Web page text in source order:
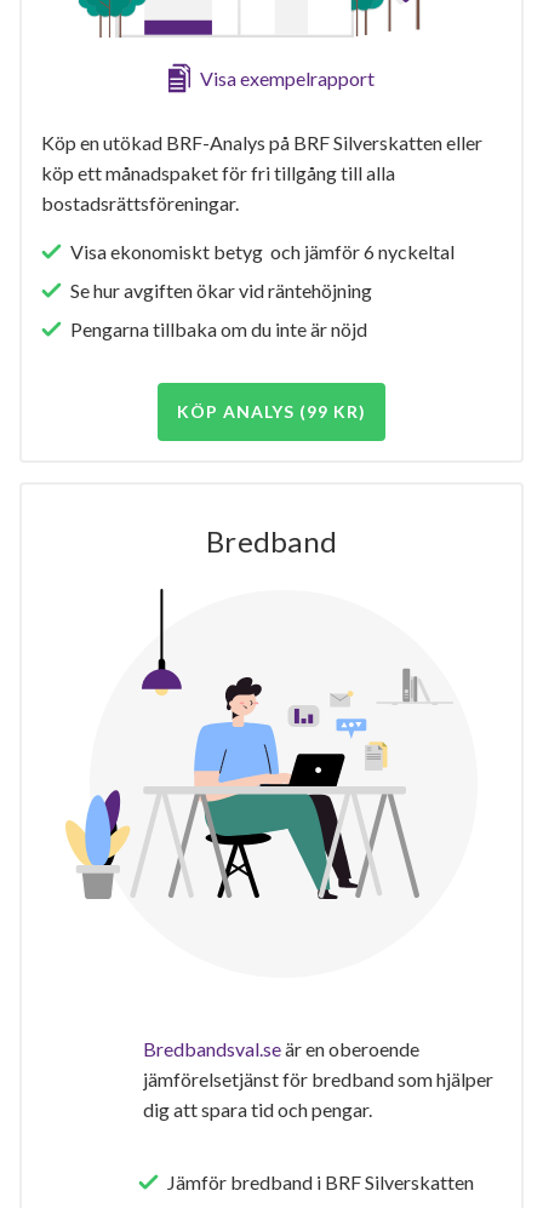
Visa exempelrapport
Köp en utökad BRF-Analys på BRF Silverskatten eller
köp ett månadspaket för fri tillgång till alla
bostadsrättsföreningar.
Visa ekonomiskt betyg och jämför 6 nyckeltal
Se hur avgiften ökar vid räntehöjning
Pengarna tillbaka om du inte är nöjd
KÖP ANALYS (99 KR)
Bredband
Bredbandsval.seär en oberoende
jämförelsetjänst för bredband som hjälper
dig att spara tid och pengar.
Jämför bredband i BRF Silverskatten